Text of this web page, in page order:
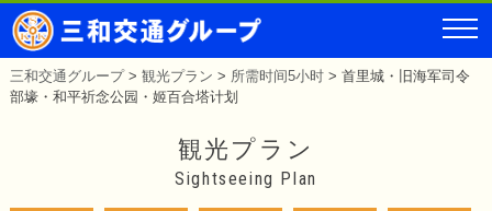
三和交通グループ> 観光プラン > 所需时间5小时> 首里城・旧海军司令
部壕・和平祈念公园・姬百合塔计划
観光プラン
Sightseeing Plan